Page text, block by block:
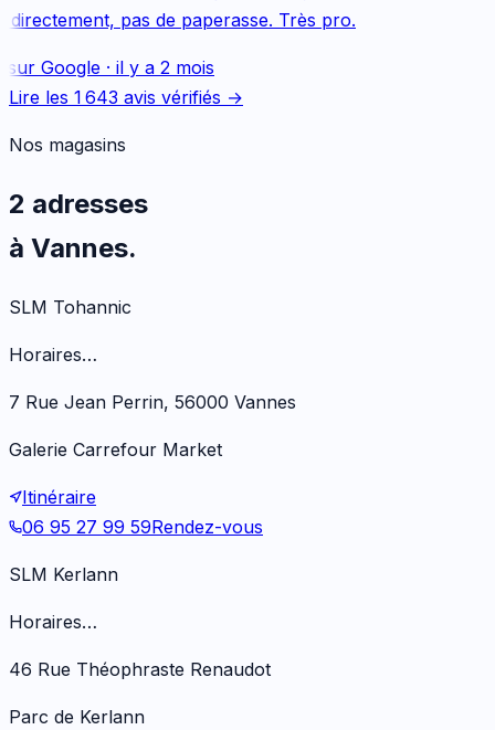
pas de paperasse. Très pro.
Google· il y a 2 mois
Lire les 1 643 avis vérifiés →
Nos magasins
2 adresses
à Vannes.
SLM Tohannic
Horaires…
7 Rue Jean Perrin, 56000 Vannes
Galerie Carrefour Market
Itinéraire
06 95 27 99 59Rendez-vous
SLM Kerlann
Horaires…
46 Rue Théophraste Renaudot
Parc de Kerlann